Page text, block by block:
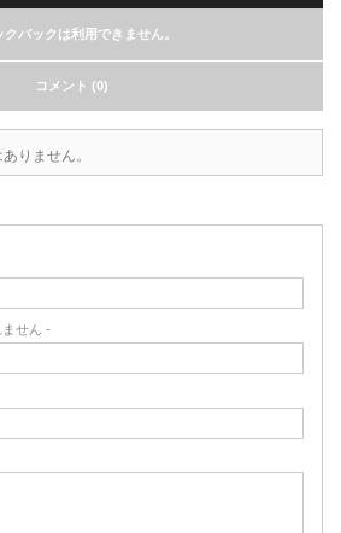
クバックは利用できません。
コメント (0)
りません。
せん -